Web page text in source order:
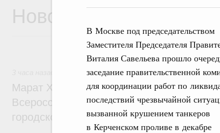
В Москве под председательством
Заместителя Председателя
Виталия Савельева прошло
заседание правительственной
для координации работ по
последствий чрезвычайной
вызванной крушением танкеров
в Керченском проливе в декабре
Новости
Экономика городов. Городская среда
Марат Хуснуллин провёл заседание
Всероссийского конкурса лучших
городской среды